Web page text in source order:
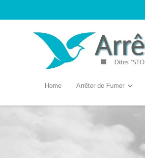
Home Arrêter de Fumer